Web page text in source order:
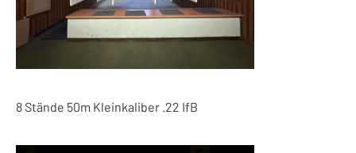
8 Stände 50m Kleinkaliber .22 IfB